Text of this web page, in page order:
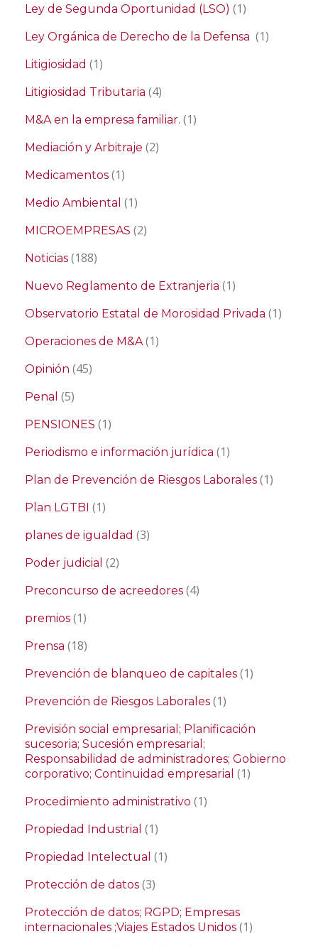
Ley de Segunda Oportunidad (LSO) (1)
Ley Orgánica de Derecho de la Defensa (1)
Litigiosidad (1)
Litigiosidad Tributaria (4)
M&A en la empresa familiar. (1)
Mediación y Arbitraje (2)
Medicamentos (1)
Medio Ambiental (1)
MICROEMPRESAS (2)
Noticias (188)
Nuevo Reglamento de Extranjeria (1)
Observatorio Estatal de Morosidad Privada (1)
Operaciones de M&A(1)
Opinión (45)
Penal (5)
PENSIONES (1)
Periodismo e información jurídica (1)
Plan de Prevención de Riesgos Laborales (1)
Plan LGTBI (1)
planes de igualdad (3)
Poder judicial (2)
Preconcurso de acreedores (4)
premios (1)
Prensa (18)
Prevención de blanqueo de capitales (1)
Prevención de Riesgos Laborales (1)
Previsión social empresarial; Planificación
sucesoria; Sucesión empresarial;
Responsabilidad de administradores; Gobierno
corporativo; Continuidad empresarial (1)
Procedimiento administrativo (1)
Propiedad Industrial (1)
Propiedad Intelectual (1)
Protección de datos (3)
Protección de datos; RGPD; Empresas
internacionales ;Viajes Estados Unidos (1)